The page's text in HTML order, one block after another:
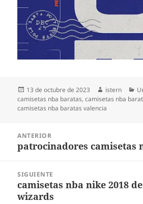
Publicado
el
13 de octubre de 2023 Autor
istern
camisetas nba baratas,camisetas nba
camisetas nba baratas valencia
entradas
ANTERIOR
Entrada
patrocinadores camisetas
SIGUIENTE
Entrada
siguiente:
camisetas nba nike 2018
wizards